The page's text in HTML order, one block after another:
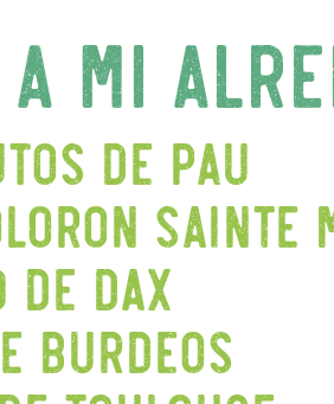
mi
de Pau
Sainte
de Dax
Burdeos